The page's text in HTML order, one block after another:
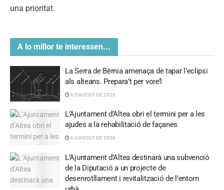
una prioritat.
A lo millor te interessen...
La Serra de Bèrnia amenaça de tapar l’eclipsi
als alteans. Prepara’t per vore’l
6 D'AGOST DE 2026
L’Ajuntament d’Altea obri el termini per a les
ajudes a la rehabilitació de façanes
6 D'AGOST DE 2026
L’Ajuntament d’Altea destinarà una subvenció
de la Diputació a un projecte de
desenrotllament i revitalització de l’entorn